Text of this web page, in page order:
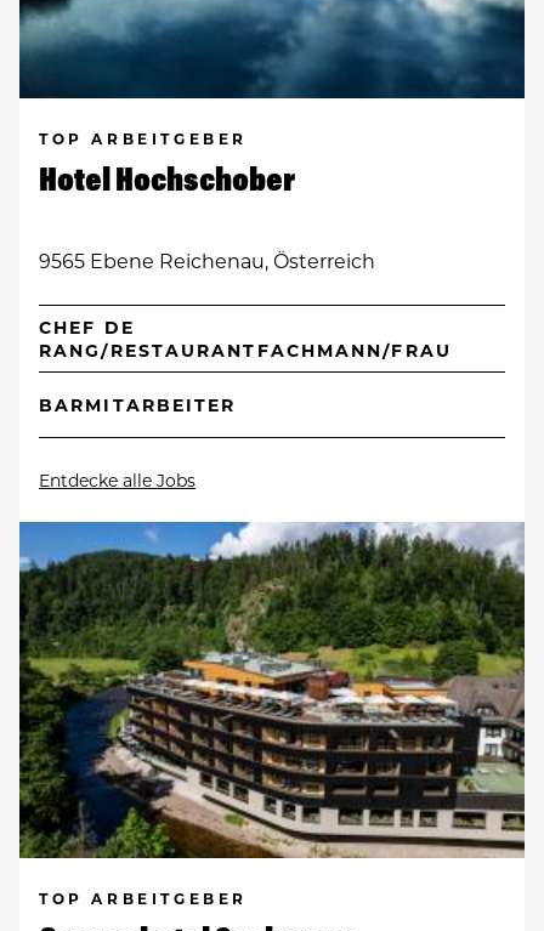
TOP ARBEITGEBER
Hotel Hochschober
9565 Ebene Reichenau, Österreich
CHEF DE
RANG/RESTAURANTFACHMANN/FRAU
BARMITARBEITER
Entdecke alle Jobs
TOP ARBEITGEBER